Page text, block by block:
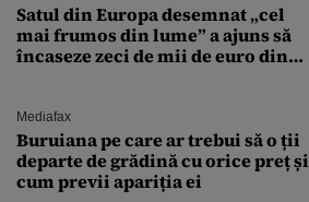
Satul din Europa desemnat „cel
mai frumos din lume” a ajuns să
încaseze zeci de mii de euro din
Mediafax
Buruiana pe care ar trebui să o ții
departe de grădină cu orice preț și
cum previi apariția ei